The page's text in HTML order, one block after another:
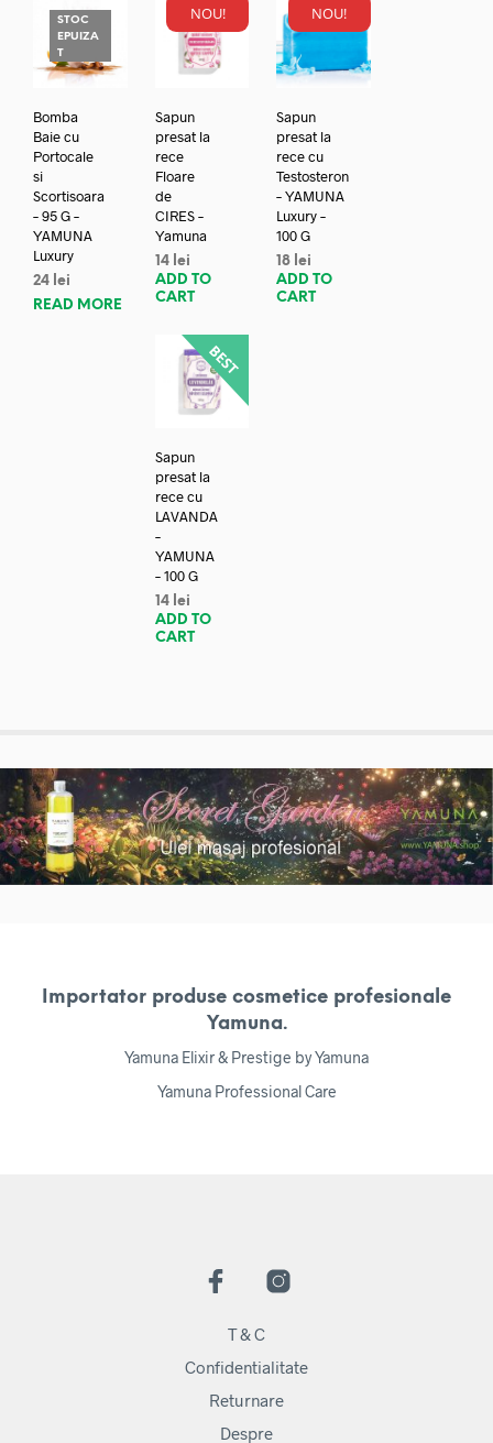
STOC
EPUIZA
T
Bomba
Baie cu
Portocale
si
Scortisoara
– 95 G –
YAMUNA
Luxury
24 lei
READ MORE
NOU!
Sapun
presat la
rece
Floare
de
CIRES –
Yamuna
14 lei
ADD TO
CART
NOU!
Sapun
presat la
rece cu
Testosteron
– YAMUNA
Luxury –
100 G
18 lei
ADD TO
CART
Sapun
presat la
rece cu
LAVANDA
–
YAMUNA
– 100 G
14 lei
ADD TO
CART
Importator produse cosmetice profesionale
Yamuna.
Yamuna Elixir & Prestige by Yamuna
Yamuna Professional Care
T & C
Confidentialitate
Returnare
Despre